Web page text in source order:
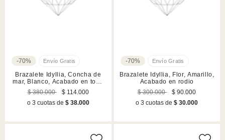
-70%
Brazalete Idyllia, Concha de
mar, Blanco, Acabado en tono
oro
$ 380.000
$ 114.000
o 3 cuotas de $ 38.000
-70%
Brazalete Idyllia, Flor, Amarillo,
Acabado en rodio
$ 300.000
$ 90.000
o 3 cuotas de$ 30.000